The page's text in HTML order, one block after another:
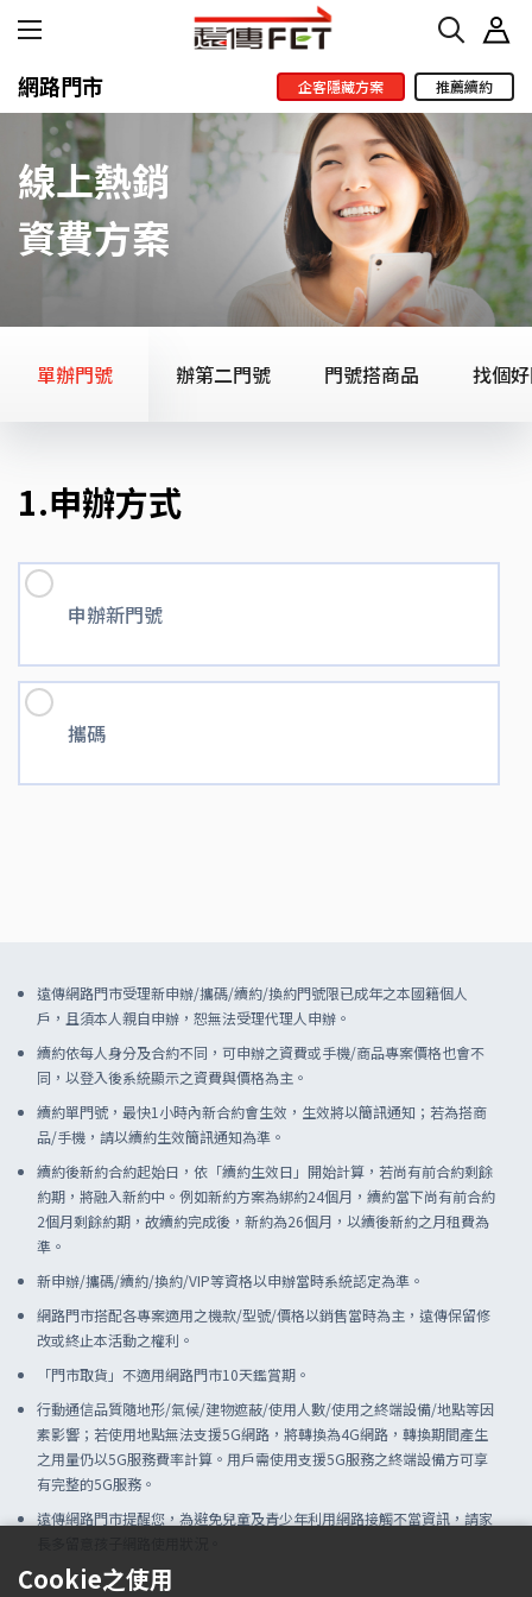
網路門市 企客隱藏方案 推薦續約
線上熱銷
資費方案
單辦門號 辦第二門號 門號搭商品 找個
1.申辦方式
申辦新門號
攜碼
遠傳網路門市受理新申辦/攜碼/續約/換約門號限已成年之本國籍個人
戶，且須本人親自申辦，恕無法受理代理人申辦。
續約依每人身分及合約不同，可申辦之資費或手機/商品專案價格也會不
同，以登入後系統顯示之資費與價格為主。
續約單門號，最快1小時內新合約會生效，生效將以簡訊通知；若為搭商
品/手機，請以續約生效簡訊通知為準。
續約後新約合約起始日，依「續約生效日」開始計算，若尚有前合約剩餘
約期，將融入新約中。例如新約方案為綁約24個月，續約當下尚有前合約
2個月剩餘約期，故續約完成後，新約為26個月，以續後新約之月租費為
準。
新申辦/攜碼/續約/換約/VIP等資格以申辦當時系統認定為準。
網路門市搭配各專案適用之機款/型號/價格以銷售當時為主，遠傳保留修
改或終止本活動之權利。
「門市取貨」不適用網路門市10天鑑賞期。
行動通信品質隨地形/氣候/建物遮蔽/使用人數/使用之終端設備/地點等因
素影響；若使用地點無法支援5G網路，將轉換為4G網路，轉換期間產生
之用量仍以5G服務費率計算。用戶需使用支援5G服務之終端設備方可享
有完整的5G服務。
遠傳網路門市提醒您，為避免兒童及青少年利用網路接觸不當資訊，請家
Cookie之使用